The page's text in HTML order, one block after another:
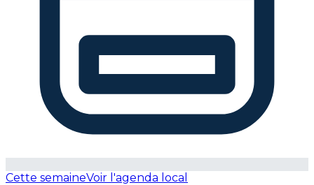
Cette semaineVoir l'agenda local